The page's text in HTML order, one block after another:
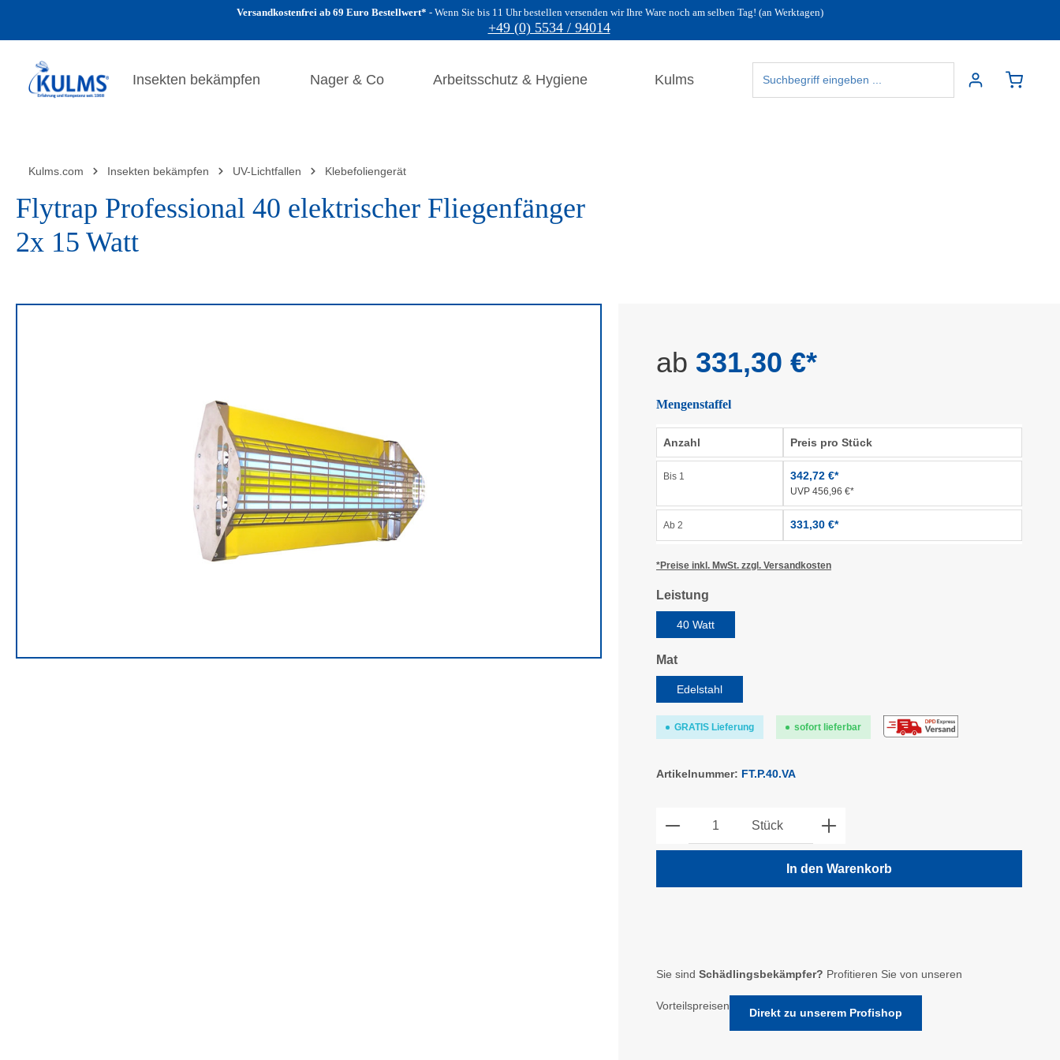
Versandkostenfrei ab 69 Euro Bestellwert* Wenn Sie bis 11 Uhr bestellen versenden wir Ihre Ware noch am selben Tag! (an Werktagen)
+49 (0) 5534 / 94014
Insekten bekämpfen Nager & Co Arbeitsschutz & Hygiene Kulms
Kulms.com Insekten bekämpfen UV-Lichtfallen Klebefoliengerät
Flytrap Professional 40 elektrischer Fliegenfänger
2x 15 Watt
ab 331,30 €*
Mengenstaffel
Anzahl Preis pro Stück
Bis 1 342,72 €*
UVP 456,96 €*
Ab 2 331,30 €*
*Preise inkl. MwSt. zzgl. Versandkosten
Leistung
40 Watt
Matauswählen
Edelstahl
GRATIS Lieferung sofort lieferbar
Artikelnummer: FT.P.40.VA
Produkt Anzahl: Gib den gewünschten Wert
Stück
In den Warenkorb
Sie sind Schädlingsbekämpfer? Profitieren Sie von unseren
Vorteilspreisen
Direkt zu unserem Profishop